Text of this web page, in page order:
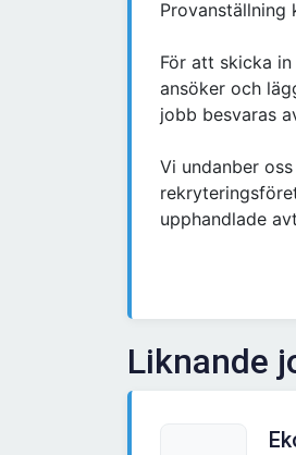
Provanställning
För att skicka
ansöker och
jobb besvaras
Vi undanber
upphandlade
Liknande